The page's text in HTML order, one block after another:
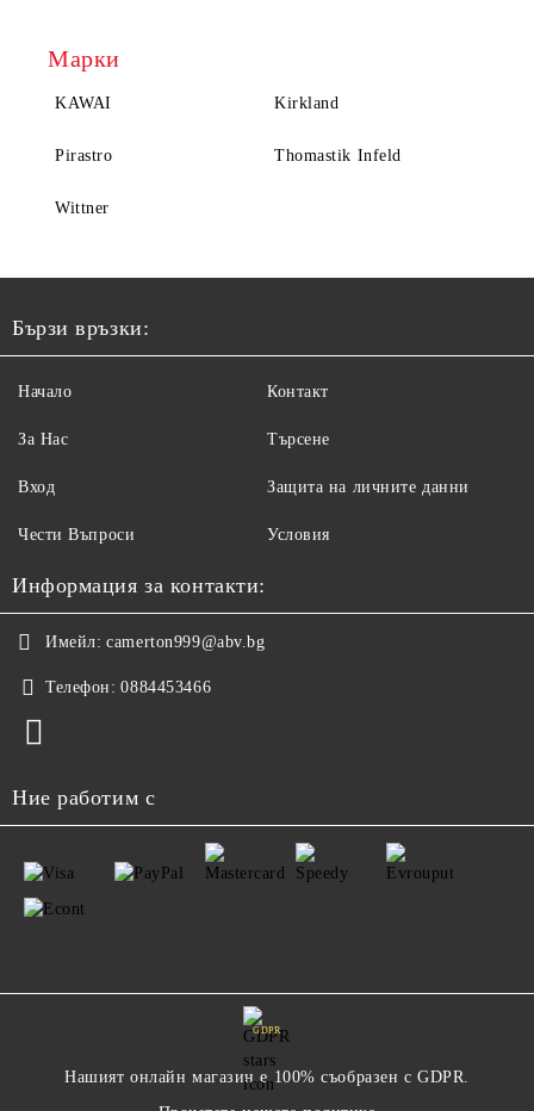
Марки
KAWAI Kirkland
Pirastro Thomastik Infeld
Wittner
Бързи връзки:
Начало
За Нас
Вход
Чести Въпроси
Контакт
Търсене
Защита на личните данни
Условия
Информация за контакти:
Имейл: camerton999@abv.bg
Телефон: 0884453466
Ние работим с
GDPR
Нашият онлайн магазин е 100% съобразен с GDPR.